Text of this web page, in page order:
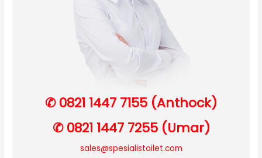
✆ 0821 1447 7155 (Anthock)
✆ 0821 1447 7255 (Umar)
sales@spesialistoilet.com